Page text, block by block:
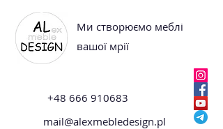
Ми створюємо меблі
вашої мрії
+48 666 910683
mail@alexmebledesign.pl